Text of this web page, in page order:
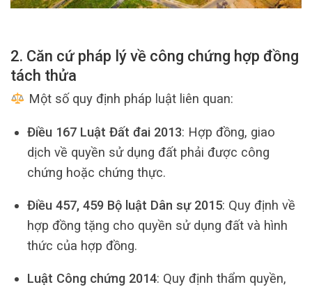
2. Căn cứ pháp lý về công chứng hợp đồng
tách thửa
Một số quy định pháp luật liên quan:
Điều 167 Luật Đất đai 2013: Hợp đồng, giao
dịch về quyền sử dụng đất phải được công
chứng hoặc chứng thực.
Điều 457, 459 Bộ luật Dân sự 2015: Quy định về
hợp đồng tặng cho quyền sử dụng đất và hình
thức của hợp đồng.
Luật Công chứng 2014: Quy định thẩm quyền,